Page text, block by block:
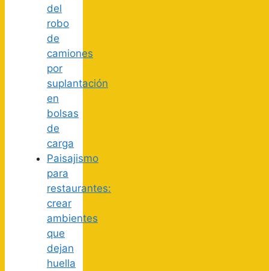
del
robo
de
camiones
por
suplantación
en
bolsas
de
carga
Paisajismo
para
restaurantes:
crear
ambientes
que
dejan
huella